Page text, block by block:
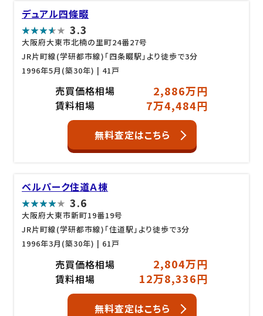
デュアル四條畷
3.3
大阪府大東市北楠の里町24番27号
JR片町線(学研都市線)「四条畷駅」より徒歩で3分
1996年5月(築30年) | 41戸
売買価格相場 2,886万円
賃料相場 7万4,484円
無料査定はこちら
ベルパーク住道Ａ棟
3.6
大阪府大東市新町19番19号
JR片町線(学研都市線)「住道駅」より徒歩で3分
1996年3月(築30年) | 61戸
売買価格相場 2,804万円
賃料相場 12万8,336円
無料査定はこちら